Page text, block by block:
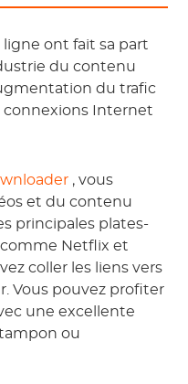
ligne ont fait sa part
du contenu
du trafic
connexions Internet
, vous
et du contenu
principales plates-
Netflix et
coller les liens vers
Vous pouvez profiter
une excellente
ou